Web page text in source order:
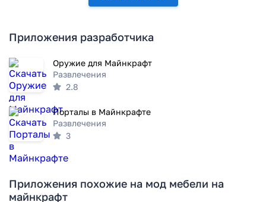
Приложения разработчика
Оружие для Майнкрафт
Развлечения
2.8
Порталы в Майнкрафте
Развлечения
3
Приложения похожие на мод мебели на
майнкрафт